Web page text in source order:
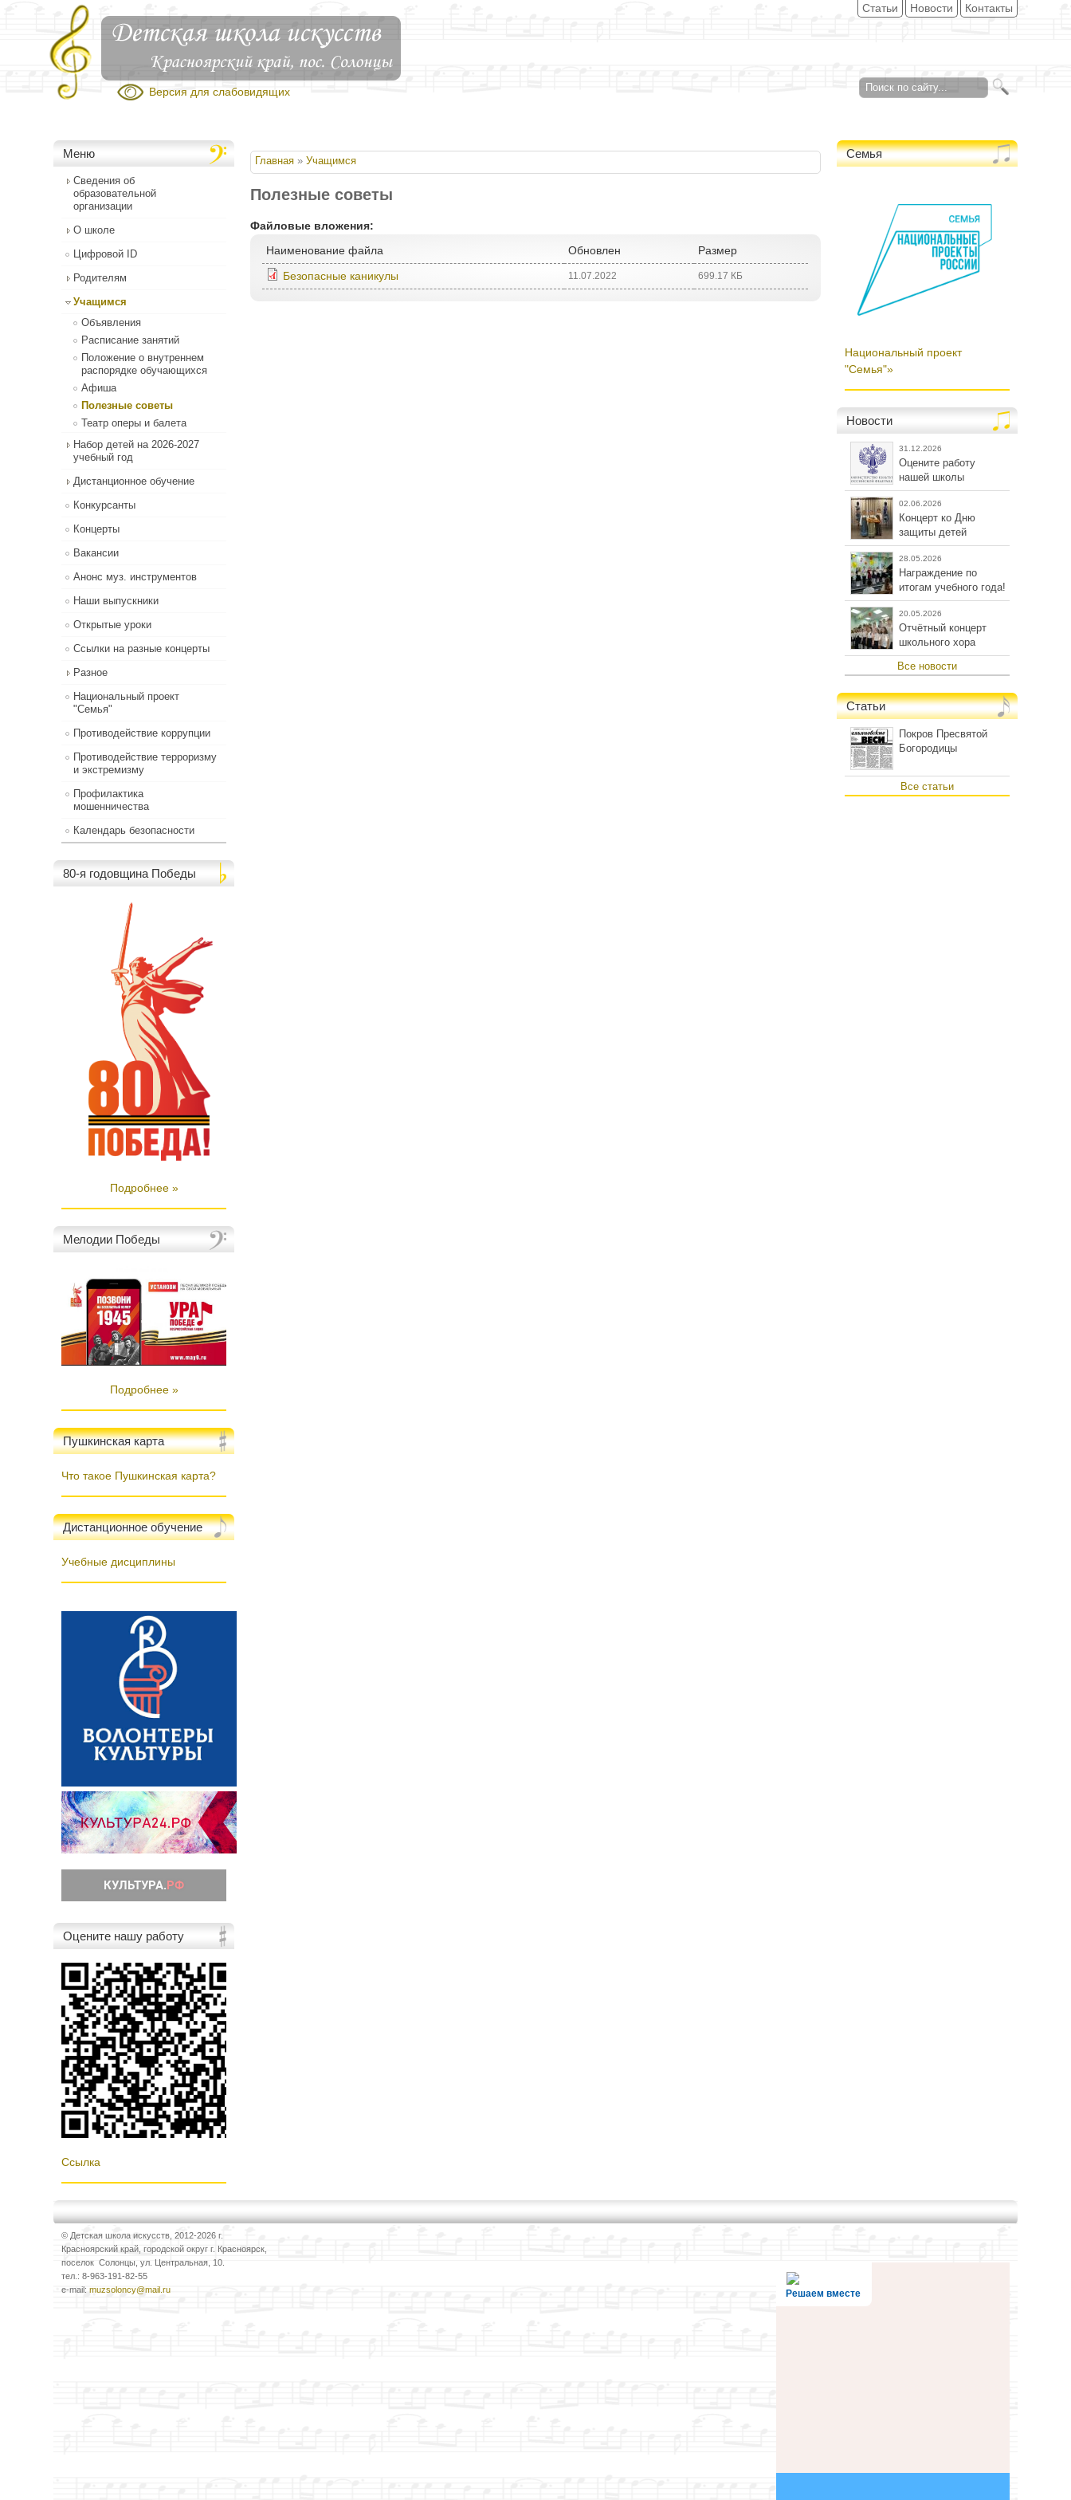
Статьи Новости Контакты
Форма поиска
search
Версия для слабовидящих
Меню
Сведения об
образовательной
организации
О школе
Цифровой ID
Родителям
Учащимся
Объявления
Расписание занятий
Положение о внутреннем
распорядке обучающихся
Афиша
Полезные советы
Театр оперы и балета
Набор детей на 2026-2027
учебный год
Дистанционное обучение
Конкурсанты
Концерты
Вакансии
Анонс муз. инструментов
Наши выпускники
Открытые уроки
Ссылки на разные концерты
Разное
Национальный проект
"Семья"
Противодействие коррупции
Противодействие терроризму
и экстремизму
Профилактика
мошенничества
Календарь безопасности
80-я годовщина Победы
Подробнее »
Мелодии Победы
Подробнее »
Пушкинская карта
Что такое Пушкинская карта?
Дистанционное обучение
Учебные дисциплины
Оцените нашу работу
Ссылка
Вы здесь
Главная » Учащимся
Полезные советы
Файловые вложения:
Наименование файла
Обновлен
Размер
Безопасные каникулы
11.07.2022 699.17 КБ
Семья
Национальный проект
"Семья"»
Новости
31.12.2026
Оцените работу
нашей школы
02.06.2026
Концерт ко Дню
защиты детей
28.05.2026
Награждение по
итогам учебного года!
20.05.2026
Отчётный концерт
школьного хора
Все новости
Статьи
Покров Пресвятой
Богородицы
Все статьи
© Детская школа искусств, 2012-2026 г.
Красноярский край, городской округ г. Красноярск,
поселок Солонцы, ул. Центральная, 10.
тел.: 8-963-191-82-55
e-mail:muzsoloncy@mail.ru Решаем вместе